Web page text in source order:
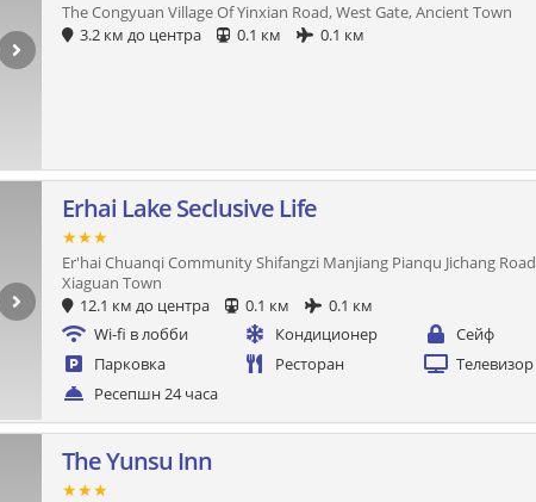
The Congyuan Village Of Yinxian Road, West Gate, Ancient Town
3.2 км до центра
0.1 км 0.1 км
Erhai Lake Seclusive Life
★★★
Er'hai Chuanqi Community Shifangzi Manjiang Pianqu Jichang Road
Xiaguan Town
12.1 км до центра
0.1 км
0.1 км
Wi-fi в лобби
Кондиционер
Сейф
Парковка
Ресторан
Телевизор
Ресепшн 24 часа
The Yunsu Inn
★★★